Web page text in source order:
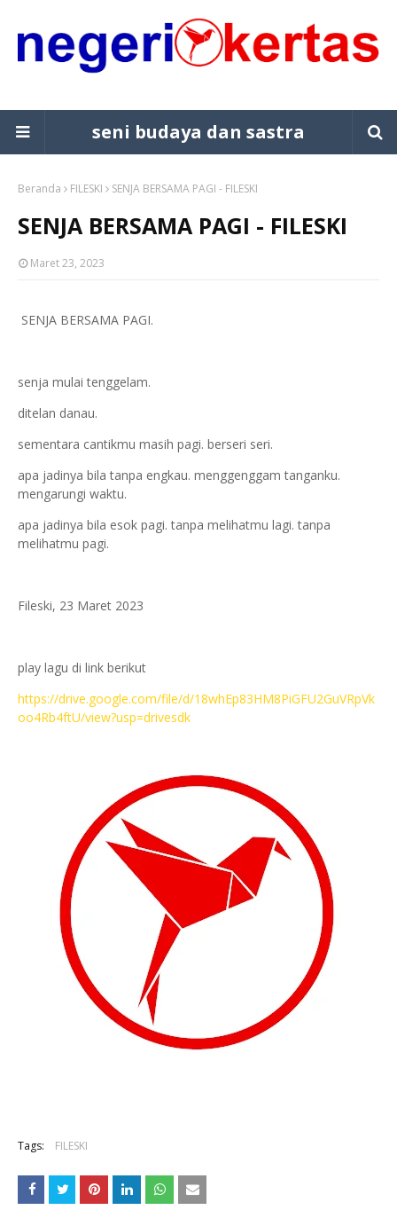
seni budaya dan sastra
Beranda FILESKI SENJA BERSAMA PAGI - FILESKI
SENJA BERSAMA PAGI - FILESKI
Maret 23, 2023
SENJA BERSAMA PAGI.
senja mulai tenggelam.
ditelan danau.
sementara cantikmu masih pagi. berseri seri.
apa jadinya bila tanpa engkau. menggenggam tanganku.
mengarungi waktu.
apa jadinya bila esok pagi. tanpa melihatmu lagi. tanpa
melihatmu pagi.
Fileski, 23 Maret 2023
play lagu di link berikut
https://drive.google.com/file/d/18whEp83HM8PiGFU2GuVRpVk
oo4Rb4ftU/view?usp=drivesdk
Tags: FILESKI